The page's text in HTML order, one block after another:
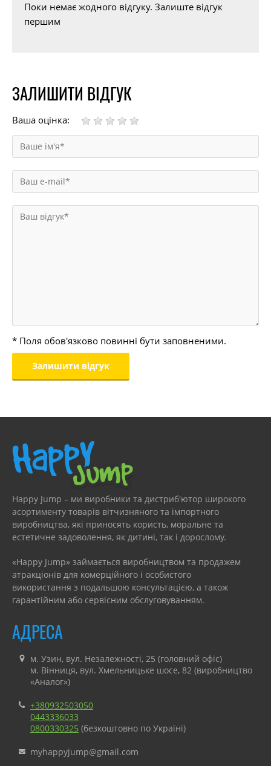
Поки немає жодного відгуку. Залиште відгук
першим
ЗАЛИШИТИ ВІДГУК
Ваша оцінка:
* Поля обов'язково повинні бути заповненими.
Happy Jump – ми виробники та дистриб'ютор широкого
асортименту товарів вітчизняного та імпортного
виробництва, які приносять користь, моральне та
естетичне задоволення, як дитині, так і дорослому.
«Happy Jump» займається виробництвом та продажем
атракціонів для комерційного і особистого
використання з подальшою консультацією, а також
гарантійним або сервісним обслуговуванням.
АДРЕСА
м. Узин, вул. Незалежності, 25 (головний офіс)
м. Вінниця, вул. Хмельницьке шосе, 82 (виробництво
«Аналог»)
+380932503050
0443336033
0800330325 (безкоштовно по Україні)
myhappyjump@gmail.com